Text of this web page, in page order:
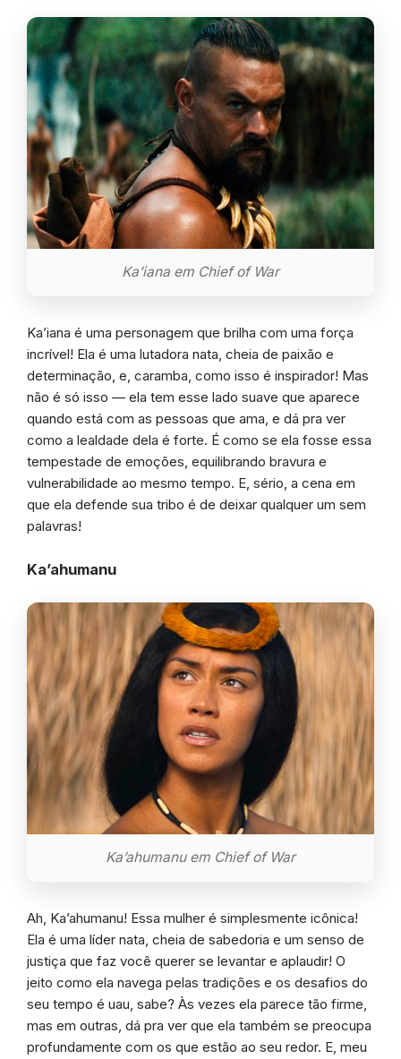
Ka’iana em Chief of War
Ka’iana é uma personagem que brilha com uma força
incrível! Ela é uma lutadora nata, cheia de paixão e
determinação, e, caramba, como isso é inspirador! Mas
não é só isso — ela tem esse lado suave que aparece
quando está com as pessoas que ama, e dá pra ver
como a lealdade dela é forte. É como se ela fosse essa
tempestade de emoções, equilibrando bravura e
vulnerabilidade ao mesmo tempo. E, sério, a cena em
que ela defende sua tribo é de deixar qualquer um sem
palavras!
Ka’ahumanu
Ka’ahumanu em Chief of War
Ah, Ka’ahumanu! Essa mulher é simplesmente icônica!
Ela é uma líder nata, cheia de sabedoria e um senso de
justiça que faz você querer se levantar e aplaudir! O
jeito como ela navega pelas tradições e os desafios do
seu tempo é uau, sabe? Às vezes ela parece tão firme,
mas em outras, dá pra ver que ela também se preocupa
profundamente com os que estão ao seu redor. E, meu